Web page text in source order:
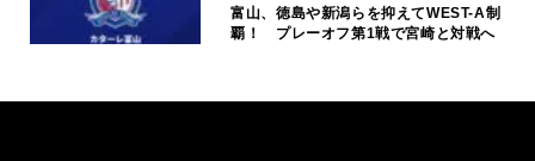
富山、徳島や新潟らを抑えてWEST-A制
覇！ プレーオフ第1戦で宮崎と対戦へ